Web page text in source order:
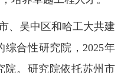
、吴中区和哈工大共建
合性研究院， 2025年
院。研究院依托苏州市